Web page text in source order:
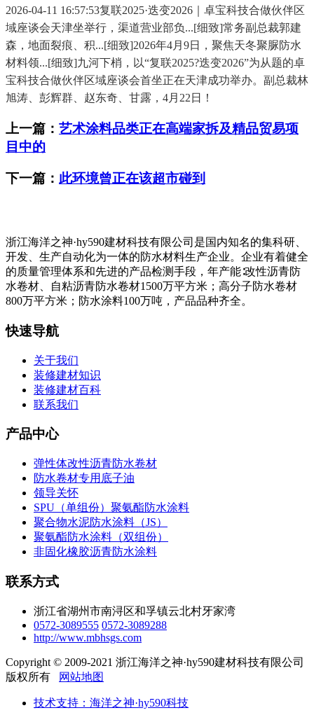
2026-04-11 16:57:53复联2025·迭变2026｜卓宝科技合做伙伴区
域座谈会天津坐举行，渠道营业部负...[细致]常务副总裁郭建
森，地面裂痕、积...[细致]2026年4月9日，聚焦天冬聚脲防水
材料领...[细致]九河下梢，以“复联2025?迭变2026”为从题的卓
宝科技合做伙伴区域座谈会首坐正在天津成功举办。副总裁林
旭涛、彭辉群、赵东奇、甘露，4月22日！
上一篇： 艺术涂料品类正在高端家拆及精品贸易项
目中的
下一篇： 此环境曾正在该超市碰到
浙江海洋之神·hy590建材科技有限公司是国内知名的集科研、
开发、生产自动化为一体的防水材料生产企业。企业有着健全
的质量管理体系和先进的产品检测手段，年产能∶改性沥青防
水卷材、自粘沥青防水卷材1500万平方米；高分子防水卷材
800万平方米；防水涂料100万吨，产品品种齐全。
快速导航
关于我们
装修建材知识
装修建材百科
联系我们
产品中心
弹性体改性沥青防水卷材
防水卷材专用底子油
领导关怀
SPU（单组份）聚氨酯防水涂料
聚合物水泥防水涂料（JS）
聚氨酯防水涂料（双组份）
非固化橡胶沥青防水涂料
联系方式
浙江省湖州市南浔区和孚镇云北村牙家湾
0572-3089555 0572-3089288
http://www.mbhsgs.com
Copyright © 2009-2021 浙江海洋之神·hy590建材科技有限公司
版权所有
网站地图
技术支持：海洋之神·hy590科技